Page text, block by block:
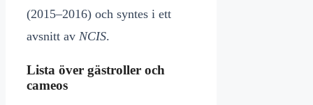
(2015–2016) och syntes i ett
avsnitt av NCIS.
Lista över gästroller och
cameos